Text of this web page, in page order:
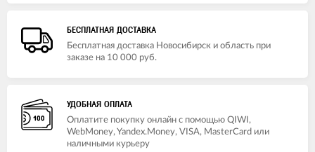
БЕСПЛАТНАЯ ДОСТАВКА
Бесплатная доставка Новосибирск и область при
заказе на 10 000 руб.
УДОБНАЯ ОПЛАТА
Оплатите покупку онлайн с помощью QIWI,
WebMoney, Yandex.Money, VISA, MasterCard или
наличными курьеру